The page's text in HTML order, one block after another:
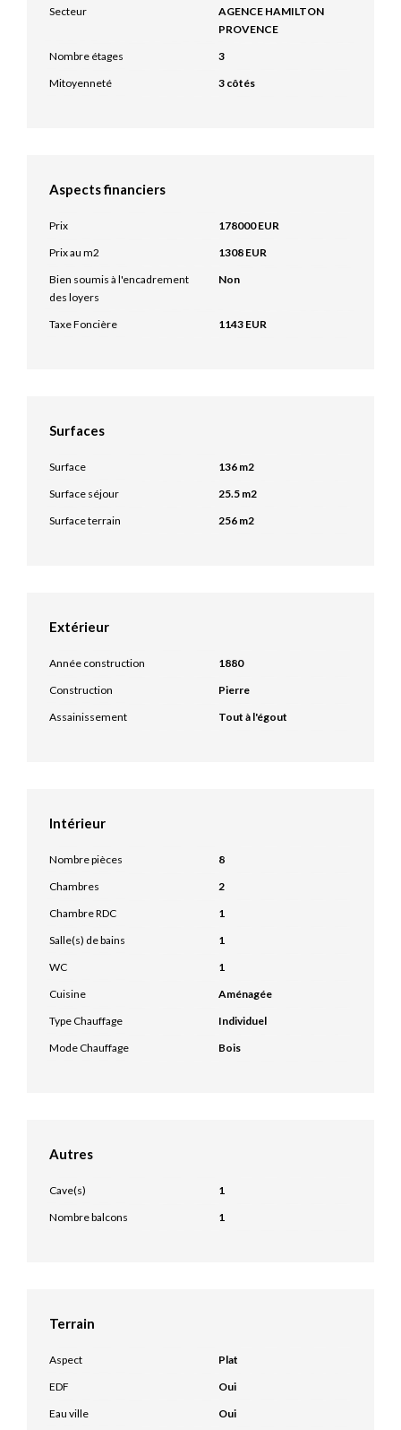
Secteur
AGENCE HAMILTON
PROVENCE
Nombre étages
3
Mitoyenneté
3 côtés
Aspects financiers
Prix
178000 EUR
Prix au m2
1308 EUR
Bien soumis à l'encadrement
des loyers
Non
Taxe Foncière 1143 EUR
Surfaces
Surface
136 m2
Surface séjour
25.5 m2
Surface terrain
256 m2
Extérieur
Année construction
1880
Construction
Pierre
Assainissement
Tout à l'égout
Intérieur
Nombre pièces
8
Chambres
2
Chambre RDC
1
Salle(s) de bains
1
WC
1
Cuisine
Aménagée
Type Chauffage
Individuel
Mode Chauffage
Bois
Autres
Cave(s)
1
Nombre balcons
1
Terrain
Aspect
Plat
EDF
Oui
Eau ville
Oui